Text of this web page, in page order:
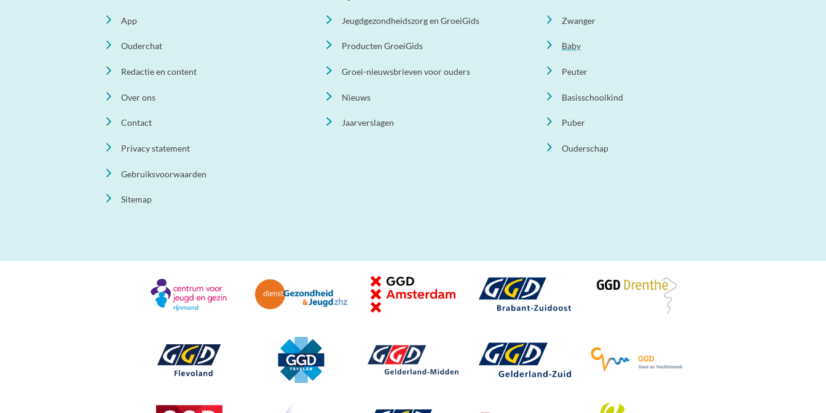
App
Ouderchat
Redactie en content
Over ons
Contact
Privacy statement
Gebruiksvoorwaarden
Sitemap
Jeugdgezondheidszorg en GroeiGids
Producten GroeiGids
Groei-nieuwsbrieven voor ouders
Nieuws
Jaarverslagen
Zwanger
Baby
Peuter
Basisschoolkind
Puber
Ouderschap